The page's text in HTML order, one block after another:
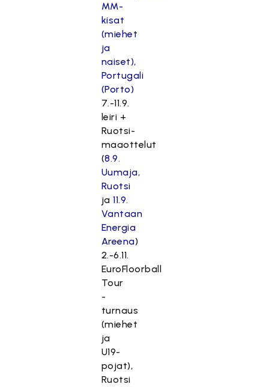
MM-
kisat
(miehet
ja
naiset),
Portugali
(Porto)
7.-11.9.
leiri +
Ruotsi-
maaottelut
(8.9.
Uumaja,
Ruotsi
ja11.9.
Vantaan
Energia
Areena)
2.-6.11.
EuroFloorball
Tour
-
turnaus
(miehet
ja
U19-
pojat),
Ruotsi